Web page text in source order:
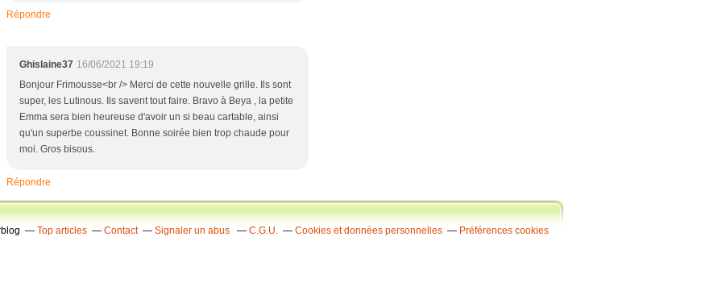
Répondre
Ghislaine37 16/06/2021 19:19
Bonjour Frimousse<br /> Merci de cette nouvelle grille. Ils sont
super, les Lutinous. Ils savent tout faire. Bravo à Beya , la petite
Emma sera bien heureuse d'avoir un si beau cartable, ainsi
qu'un superbe coussinet. Bonne soirée bien trop chaude pour
moi. Gros bisous.
Répondre
Top articles Contact Signaler un abus C.G.U. Cookies et données personnelles Préférences cookies